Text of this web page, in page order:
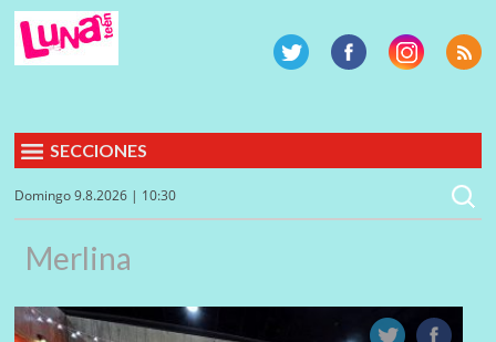
SECCIONES
Domingo 9.8.2026 | 10:30
Merlina